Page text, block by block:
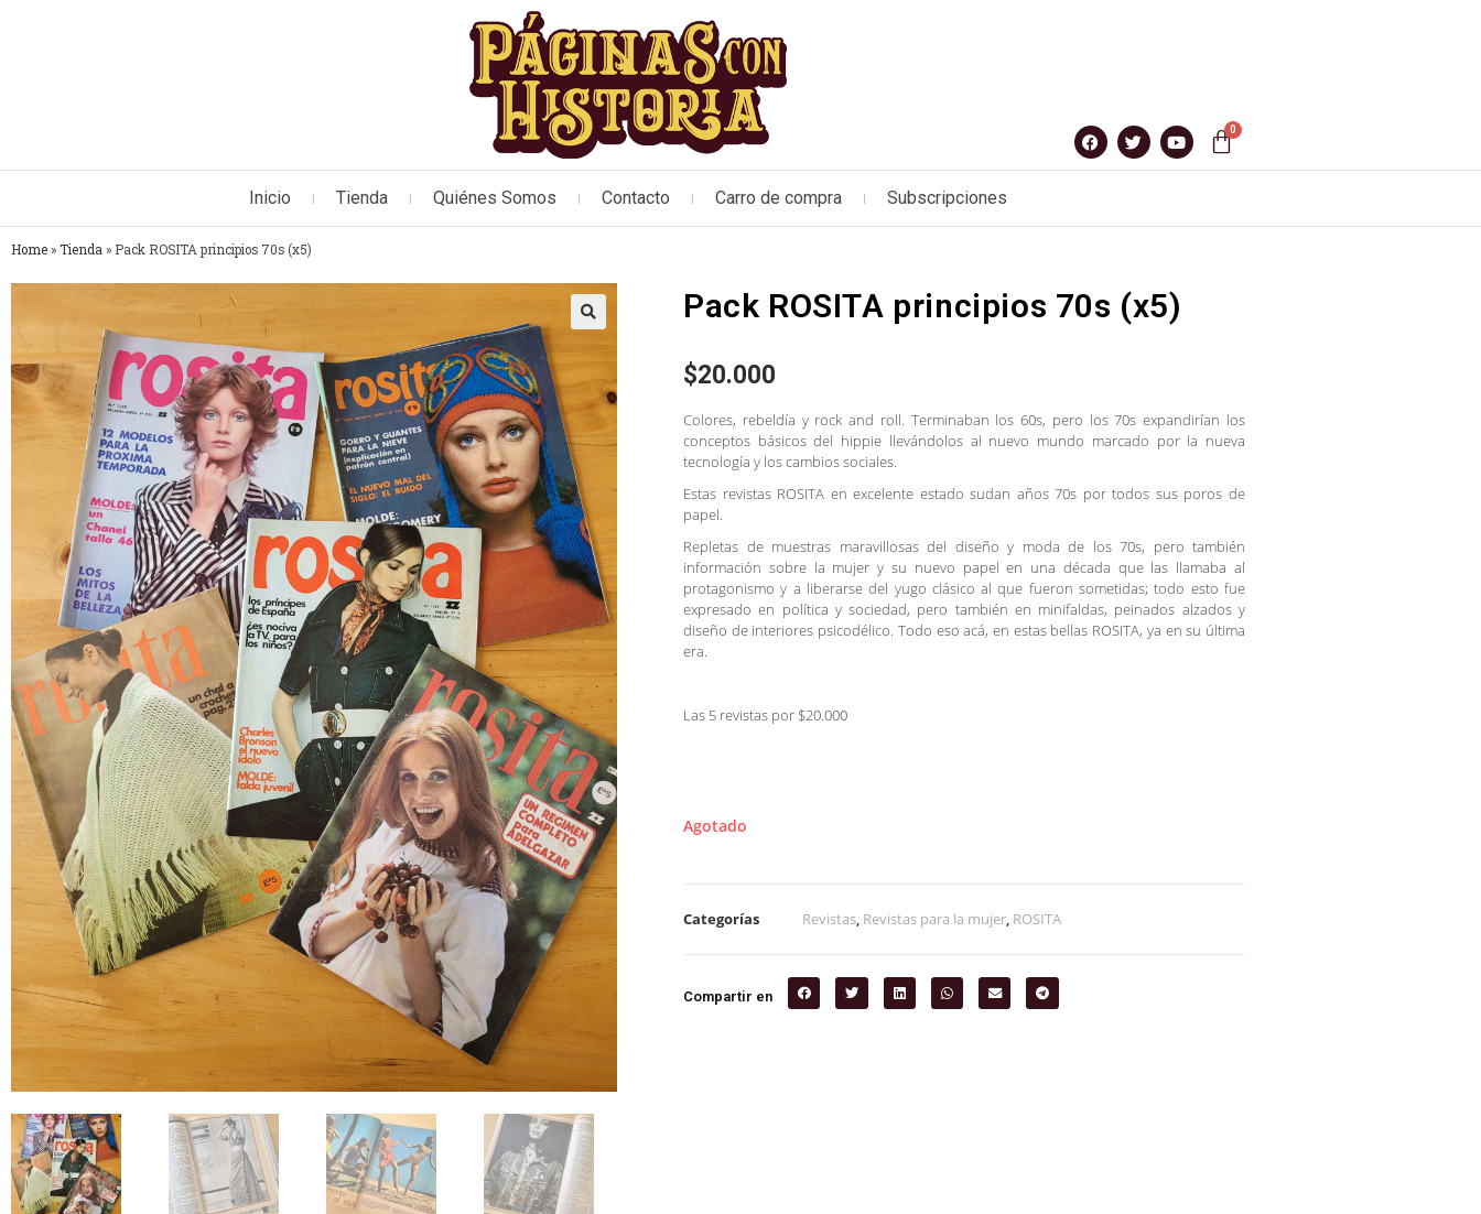
Inicio Tienda Quiénes Somos Contacto Carro de compra Subscripciones
Home » Tienda » Pack ROSITA principios 70s (x5)
Pack ROSITA principios 70s (x5)
$20.000
Colores, rebeldía y rock and roll. Terminaban los 60s, pero los 70s expandirían los
conceptos básicos del hippie llevándolos al nuevo mundo marcado por la nueva
tecnología y los cambios sociales.
Estas revistas ROSITA en excelente estado sudan años 70s por todos sus poros de
papel.
Repletas de muestras maravillosas del diseño y moda de los 70s, pero también
información sobre la mujer y su nuevo papel en una década que las llamaba al
protagonismo y a liberarse del yugo clásico al que fueron sometidas; todo esto fue
expresado en política y sociedad, pero también en minifaldas, peinados alzados y
diseño de interiores psicodélico. Todo eso acá, en estas bellas ROSITA, ya en su última
era.
Las 5 revistas por $20.000
Agotado
Categorías Revistas, Revistas para la mujer, ROSITA
Compartir en